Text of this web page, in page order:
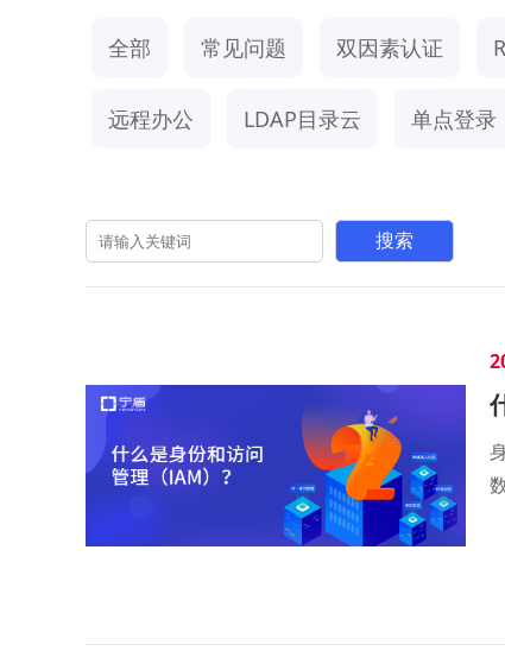
全部 常见问题 双因素认证
远程办公 LDAP目录云 单点登录